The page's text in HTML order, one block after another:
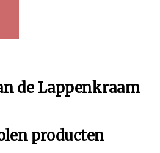
de Lappenkraam
producten